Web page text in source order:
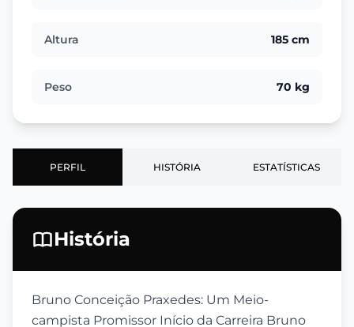
Altura 185 cm
Peso 70 kg
PERFIL HISTÓRIA ESTATÍSTICAS
História
Bruno Conceição Praxedes: Um Meio-
campista Promissor Início da Carreira Bruno